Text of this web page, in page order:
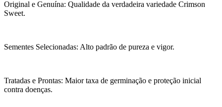
Original e Genuína: Qualidade da verdadeira variedade Crimson
Sweet.
Sementes Selecionadas: Alto padrão de pureza e vigor.
Tratadas e Prontas: Maior taxa de germinação e proteção inicial
contra doenças.